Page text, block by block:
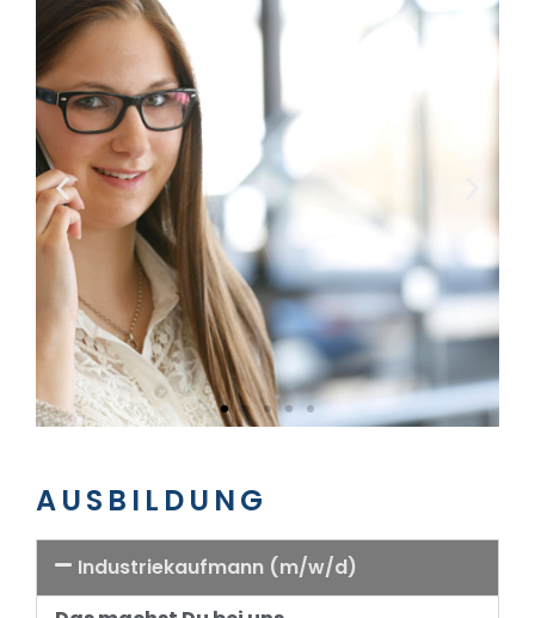
AUSBILDUNG
Industriekaufmann (m/w/d)